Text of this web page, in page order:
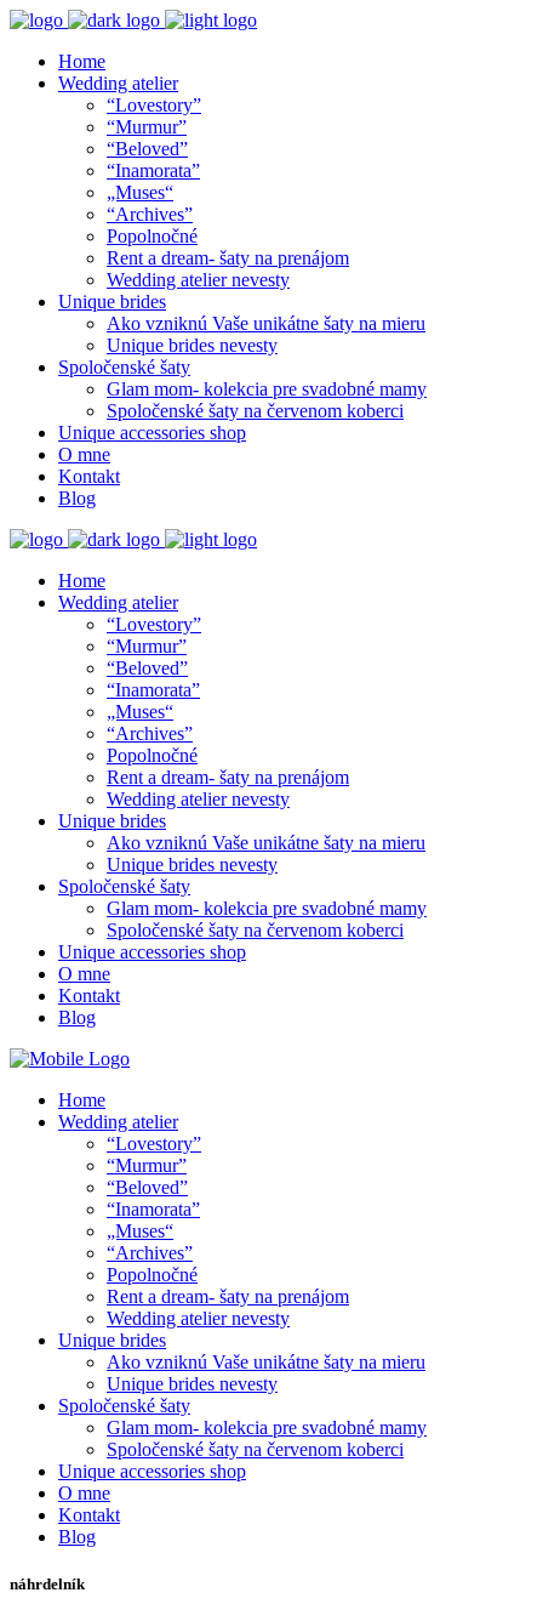
Home
Wedding atelier
“Lovestory”
“Murmur”
“Beloved”
“Inamorata”
„Muses“
“Archives”
Popolnočné
Rent a dream- šaty na prenájom
Wedding atelier nevesty
Unique brides
Ako vzniknú Vaše unikátne šaty na mieru
Unique brides nevesty
Spoločenské šaty
Glam mom- kolekcia pre svadobné mamy
Spoločenské šaty na červenom koberci
Unique accessories shop
O mne
Kontakt
Blog
Home
Wedding atelier
“Lovestory”
“Murmur”
“Beloved”
“Inamorata”
„Muses“
“Archives”
Popolnočné
Rent a dream- šaty na prenájom
Wedding atelier nevesty
Unique brides
Ako vzniknú Vaše unikátne šaty na mieru
Unique brides nevesty
Spoločenské šaty
Glam mom- kolekcia pre svadobné mamy
Spoločenské šaty na červenom koberci
Unique accessories shop
O mne
Kontakt
Blog
Home
Wedding atelier
“Lovestory”
“Murmur”
“Beloved”
“Inamorata”
„Muses“
“Archives”
Popolnočné
Rent a dream- šaty na prenájom
Wedding atelier nevesty
Unique brides
Ako vzniknú Vaše unikátne šaty na mieru
Unique brides nevesty
Spoločenské šaty
Glam mom- kolekcia pre svadobné mamy
Spoločenské šaty na červenom koberci
Unique accessories shop
O mne
Kontakt
Blog
náhrdelník